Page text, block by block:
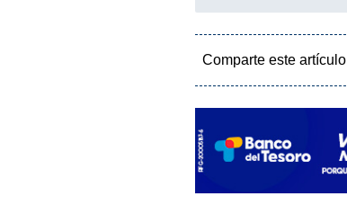
Comparte este artículo